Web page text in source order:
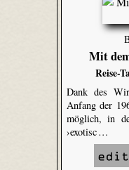
Mit
Reise-
Dank des
Anfang der
möglich, in
›exotisc …